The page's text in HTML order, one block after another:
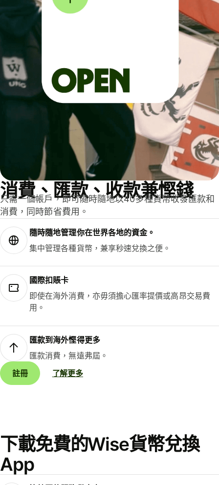
消費、匯款、收款兼慳錢
只需一個帳戶，即可隨時隨地以40多種貨幣收發匯款和
消費，同時節省費用。
隨時隨地管理你在世界各地的資金。
集中管理各種貨幣，兼享秒速兌換之便。
國際扣賬卡
即使在海外消費，亦毋須擔心匯率提價或高昂交易費
用。
匯款到海外慳得更多
匯款消費，無遠弗屆。
註冊
了解更多
下載免費的Wise貨幣兌換
App